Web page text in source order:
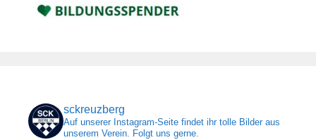
sckreuzberg
Auf unserer Instagram-Seite findet ihr tolle Bilder aus
unserem Verein. Folgt uns gerne.